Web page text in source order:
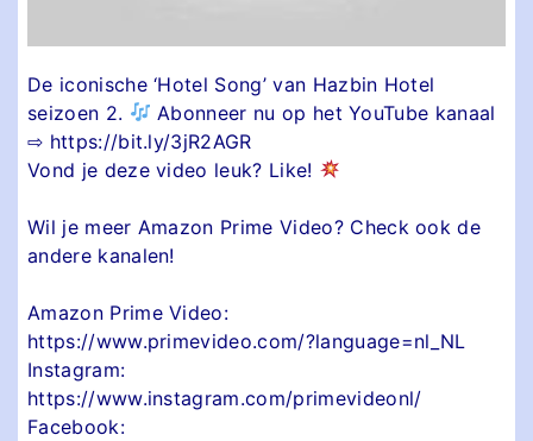
De iconische ‘Hotel Song’ van Hazbin Hotel
seizoen 2.
Abonneer nu op het YouTube kanaal
⇨ https://bit.ly/3jR2AGR
Vond je deze video leuk? Like!
Wil je meer Amazon Prime Video? Check ook de
andere kanalen!
Amazon Prime Video:
https://www.primevideo.com/?language=nl_NL
Instagram:
https://www.instagram.com/primevideonl/
Facebook: